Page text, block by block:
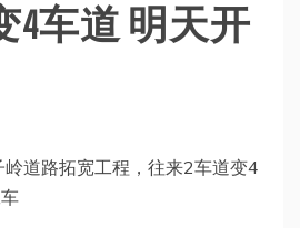
4车道 明天开
岭道路拓宽工程，往来2车道变4